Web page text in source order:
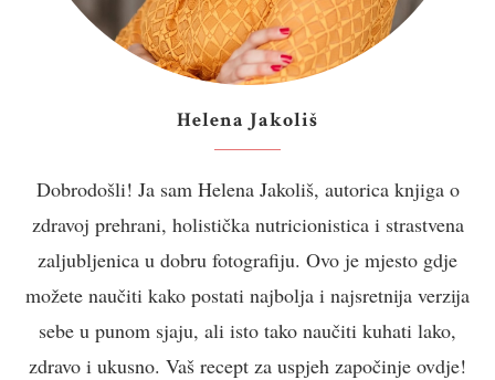
Helena Jakoliš
Dobrodošli! Ja sam Helena Jakoliš, autorica knjiga o
zdravoj prehrani, holistička nutricionistica i strastvena
zaljubljenica u dobru fotografiju. Ovo je mjesto gdje
možete naučiti kako postati najbolja i najsretnija verzija
sebe u punom sjaju, ali isto tako naučiti kuhati lako,
zdravo i ukusno. Vaš recept za uspjeh započinje ovdje!